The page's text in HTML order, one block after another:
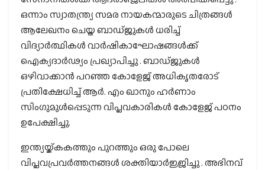
ഒന്നാം സ്വാതന്ത്ര്യ സമര നായകന്മാരുടെ ചിത്രങ്ങള്‍
ആലേഖനം ചെയ്ത ബാഡ്ജുകള്‍ ധരിച്ച്
വിദ്യാര്‍ത്ഥികള്‍ വാര്‍ഷികാഘോഷങ്ങള്‍ക്ക്
ഐക്യദാര്‍ഢ്യം പ്രഖ്യാപിച്ചു . ബാഡ്ജുകള്‍
ഒഴിവാക്കാന്‍ പറഞ്ഞ കോളേജ് അധികൃതരോട്
പ്രതിക്ഷേധിച്ച് ആര്‍. എം ഖാനും ഹര്‍ണാം
സിംഗുമുൾപ്പെടുന്ന വിപ്ലവകാരികൾ കോളേജ് പഠനം
ഉപേക്ഷിച്ചു.
ഇന്ത്യയ്ക്കകത്തും പുറത്തും ഒരു പോലെ
വിപ്ലവപ്രവര്‍ത്തനങ്ങള്‍ ശക്തിയാര്‍ജ്ജിച്ചു . അഭിനവ്